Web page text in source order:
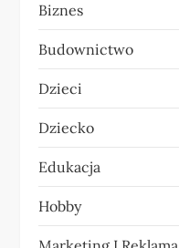
c
j
a
w
p
i
Biznes
Budownictwo
Dzieci
Dziecko
Edukacja
Hobby